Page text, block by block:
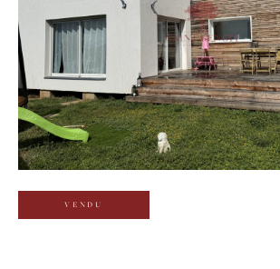
VENDU
Budget
Budget
Surface
Surface
Pièces
Référence